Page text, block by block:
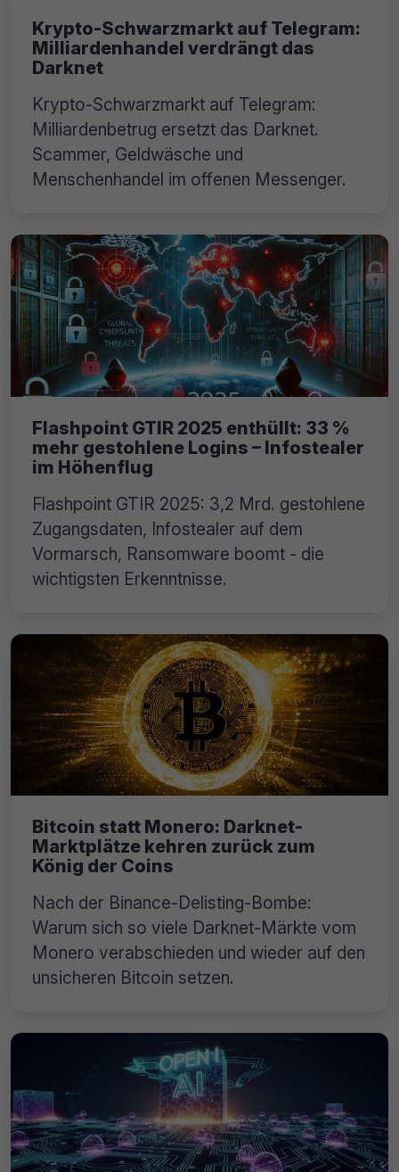
Krypto-Schwarzmarkt auf Telegram:
Milliardenhandel verdrängt das
Darknet
Krypto-Schwarzmarkt auf Telegram:
Milliardenbetrug ersetzt das Darknet.
Scammer, Geldwäsche und
Menschenhandel im offenen Messenger.
Flashpoint GTIR 2025 enthüllt: 33 %
mehr gestohlene Logins – Infostealer
im Höhenflug
Flashpoint GTIR 2025: 3,2 Mrd. gestohlene
Zugangsdaten, Infostealer auf dem
Vormarsch, Ransomware boomt - die
wichtigsten Erkenntnisse.
Bitcoin statt Monero: Darknet-
Marktplätze kehren zurück zum
König der Coins
Nach der Binance-Delisting-Bombe:
Warum sich so viele Darknet-Märkte vom
Monero verabschieden und wieder auf den
unsicheren Bitcoin setzen.